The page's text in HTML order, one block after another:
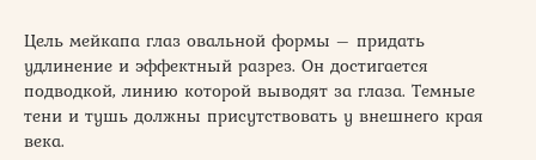
Цель мейкапа глаз овальной формы – придать
удлинение и эффектный разрез. Он достигается
подводкой, линию которой выводят за глаза. Темные
тени и тушь должны присутствовать у внешнего края
века.